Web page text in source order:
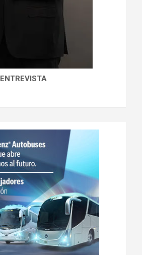
ENTREVISTA